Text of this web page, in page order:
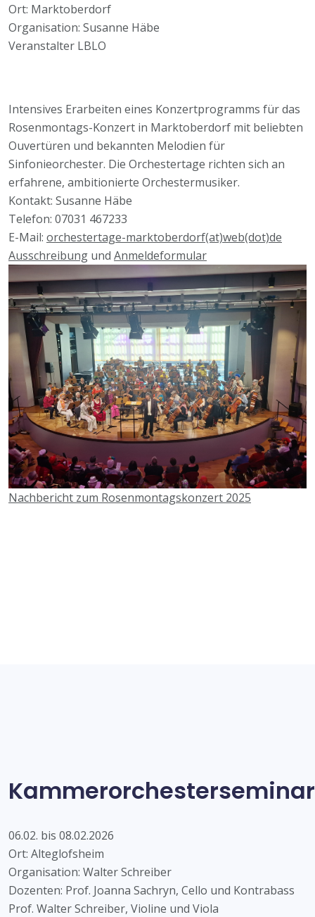
Ort: Marktoberdorf
Organisation: Susanne Häbe
Veranstalter LBLO
Intensives Erarbeiten eines Konzertprogramms für das
Rosenmontags-Konzert in Marktoberdorf mit beliebten
Ouvertüren und bekannten Melodien für
Sinfonieorchester. Die Orchestertage richten sich an
erfahrene, ambitionierte Orchestermusiker.
Kontakt: Susanne Häbe
Telefon: 07031 467233
E-Mail: orchestertage-marktoberdorf(at)web(dot)de
Ausschreibung und Anmeldeformular
Nachbericht zum Rosenmontagskonzert 2025
Kammerorchesterseminar
06.02. bis 08.02.2026
Ort: Alteglofsheim
Organisation: Walter Schreiber
Dozenten: Prof. Joanna Sachryn, Cello und Kontrabass
Prof. Walter Schreiber, Violine und Viola